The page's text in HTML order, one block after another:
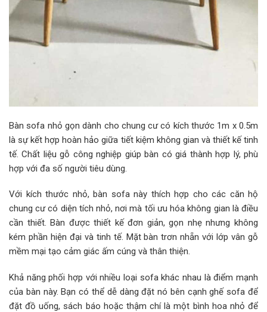
Bàn sofa nhỏ gọn dành cho chung cư có kích thước 1m x 0.5m
là sự kết hợp hoàn hảo giữa tiết kiệm không gian và thiết kế tinh
tế. Chất liệu gỗ công nghiệp giúp bàn có giá thành hợp lý, phù
hợp với đa số người tiêu dùng.
Với kích thước nhỏ, bàn sofa này thích hợp cho các căn hộ
chung cư có diện tích nhỏ, nơi mà tối ưu hóa không gian là điều
cần thiết. Bàn được thiết kế đơn giản, gọn nhẹ nhưng không
kém phần hiện đại và tinh tế. Mặt bàn trơn nhẵn với lớp vân gỗ
mềm mại tạo cảm giác ấm cúng và thân thiện.
Khả năng phối hợp với nhiều loại sofa khác nhau là điểm mạnh
của bàn này. Bạn có thể dễ dàng đặt nó bên cạnh ghế sofa để
đặt đồ uống, sách báo hoặc thậm chí là một bình hoa nhỏ để